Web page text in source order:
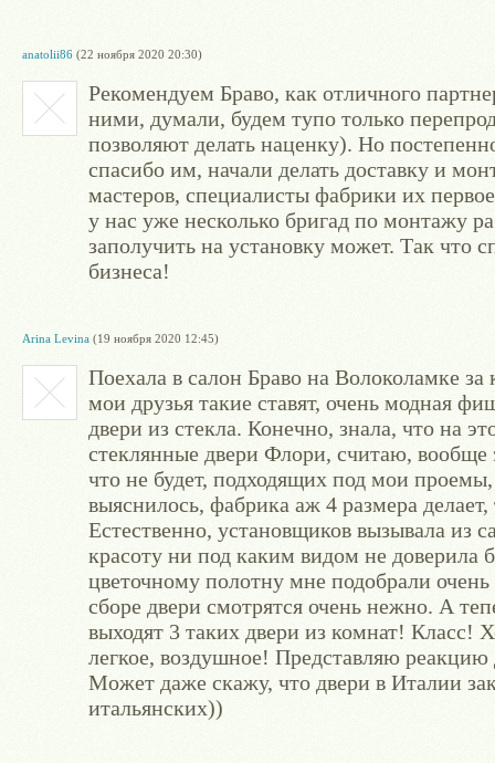
anatolii86 (22 ноября 2020 20:30)
Рекомендуем Браво, как отличного
ними, думали, будем тупо только
позволяют делать наценку). Но
спасибо им, начали делать доставку и
мастеров, специалисты фабрики их
у нас уже несколько бригад по монтажу
заполучить на установку может. Так что
бизнеса!
Arina Levina (19 ноября 2020 12:45)
Поехала в салон Браво на Волоколамке
мои друзья такие ставят, очень модная
двери из стекла. Конечно, знала, что на
стеклянные двери Флори, считаю,
что не будет, подходящих под мои
выяснилось, фабрика аж 4 размера
Естественно, установщиков вызывала из
красоту ни под каким видом не
цветочному полотну мне подобрали
сборе двери смотрятся очень нежно. А
выходят 3 таких двери из комнат! Класс!
легкое, воздушное! Представляю реакцию
Может даже скажу, что двери в Италии
итальянских))